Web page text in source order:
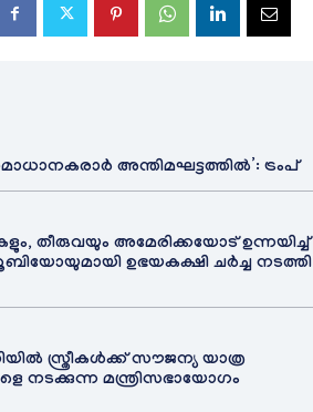
അന്തിമഘട്ടത്തിൽ‌’: ട്രംപ്
തീരുവയും അമേരിക്കയോട് ഉന്നയിച്ച്
ഉഭയകക്ഷി ചർച്ച നടത്തി
സ്ത്രീകൾക്ക് സൗജന്യ യാത്ര
നടക്കുന്ന മന്ത്രിസഭായോഗം